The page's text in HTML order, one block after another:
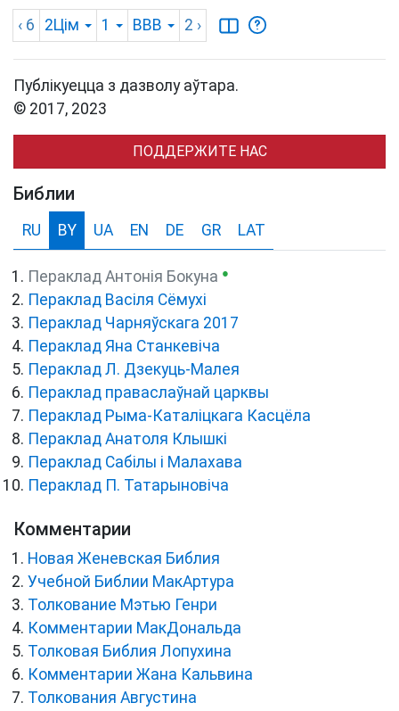
‹ 6 2Цім 1 BBB 2 ›
Публікуецца з дазволу аўтара.
© 2017, 2023
ПОДДЕРЖИТЕ НАС
Библии
RU BY UA EN DE GR LAT
Пераклад Антонія Бокуна ●
Пераклад Васіля Сёмухі
Пераклад Чарняўскага 2017
Пераклад Яна Станкевіча
Пераклад Л. Дзекуць-Малея
Пераклад праваслаўнай царквы
Пераклад Рыма-Каталіцкага Касцёла
Пераклад Анатоля Клышкi
Пераклад Сабілы і Малахава
Пераклад П. Татарыновіча
Комментарии
Новая Женевская Библия
Учебной Библии МакАртура
Толкование Мэтью Генри
Комментарии МакДональда
Толковая Библия Лопухина
Комментарии Жана Кальвина
Толкования Августина